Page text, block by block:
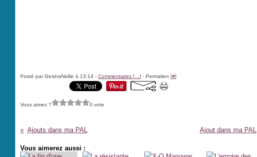
Posté par GeishaNellie à 13:14 - Commentaires [ ] - Permalien [#]
Vous aimez ? 0 vote
Ajouts dans ma PAL Ajout dans ma PAL
Vous aimerez aussi :